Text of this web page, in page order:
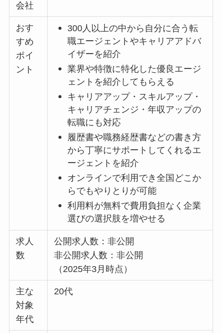
会社
おす
すめ
ポイ
ント
300人以上の中から自分に合う転
職エージェントやキャリアアドバ
イザーを紹介
業界や特徴に特化した優良エージ
ェントを紹介してもらえる
キャリアアップ・スキルアップ・
キャリアチェンジ・年収アップの
転職にも対応
履歴書や職務経歴書などの書き方
から丁寧にサポートしてくれるエ
ージェントを紹介
オンラインで利用でき全国どこか
らでもやりとりが可能
利用料が無料で費用負担なく企業
選びの選択肢を増やせる
求人
数
公開求人数：非公開
非公開求人数：非公開
（2025年3月時点）
主な
対象
年代
20代